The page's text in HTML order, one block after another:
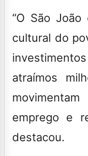
“O São
cultural do
atraímos
emprego e
destacou.